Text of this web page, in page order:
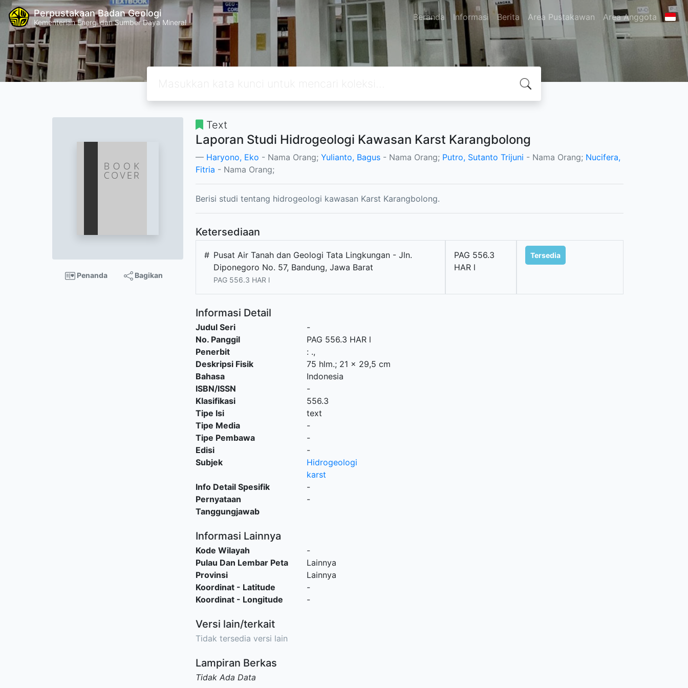
Perpustakaan Badan Geologi
Kementerian Energi dan Sumber Daya Mineral Beranda Informasi Berita Area Pustakawan Area Anggota
Penanda Bagikan
Text
Laporan Studi Hidrogeologi Kawasan Karst Karangbolong
Haryono, Eko - Nama Orang; Yulianto, Bagus - Nama Orang; Putro, Sutanto Trijuni - Nama Orang; Nucifera,
Fitria - Nama Orang;
Berisi studi tentang hidrogeologi kawasan Karst Karangbolong.
Ketersediaan
# Pusat Air Tanah dan Geologi Tata Lingkungan - Jln.
Diponegoro No. 57, Bandung, Jawa Barat
PAG 556.3 HAR l
PAG 556.3
HAR l
Tersedia
Informasi Detail
Judul Seri
-
No. Panggil
PAG 556.3 HAR l
Penerbit
: .,
Deskripsi Fisik
75 hlm.; 21 x 29,5 cm
Bahasa
Indonesia
ISBN/ISSN
-
Klasifikasi
556.3
Tipe Isi
text
Tipe Media
-
Tipe Pembawa
-
Edisi
-
Subjek
Hidrogeologi
karst
Info Detail Spesifik
-
Pernyataan
Tanggungjawab
-
Informasi Lainnya
Kode Wilayah
-
Pulau Dan Lembar Peta
Lainnya
Provinsi
Lainnya
Koordinat - Latitude
-
Koordinat - Longitude
-
Versi lain/terkait
Tidak tersedia versi lain
Lampiran Berkas
Tidak Ada Data